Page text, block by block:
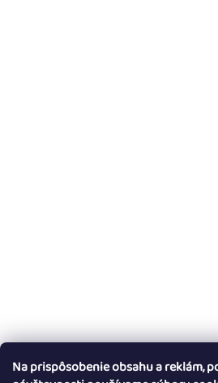
Na prispôsobenie obsahu a reklám,